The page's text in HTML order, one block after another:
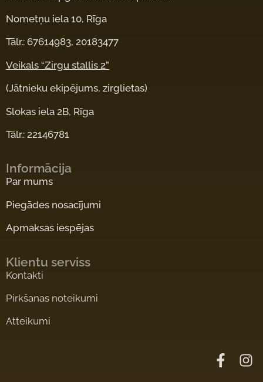
Nometņu iela 10, Rīga
Tālr.: 67614983, 20183477
Veikals “Zirgu stallis 2”
(Jātnieku ekipējums, zirglietas)
Slokas iela 2B, Rīga
Tālr.: 22146781
Informācija
Par mums
Piegādes nosacījumi
Apmaksas iespējas
Klientu serviss
Kontakti
Pirkšanas noteikumi
Atteikumi